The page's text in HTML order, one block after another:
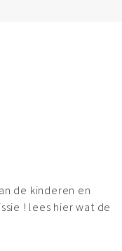
de kinderen en
! lees hier wat de